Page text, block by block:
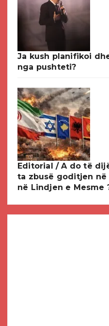
Ja kush planifikoi
nga pushteti?
Editorial / A do të
ta zbusë goditjen
në Lindjen e Mesme